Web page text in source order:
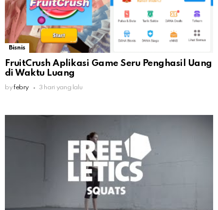
Bisnis
FruitCrush Aplikasi Game Seru Penghasil Uang
di Waktu Luang
by febry 3 hari yang lalu